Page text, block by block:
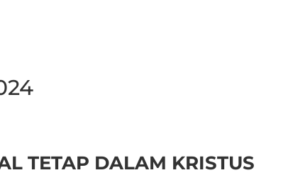
TETAP DALAM KRISTUS